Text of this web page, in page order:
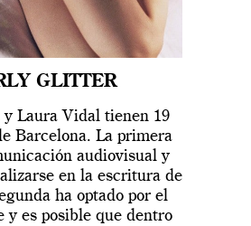
GLITTER
Laura Vidal tienen 19
Barcelona. La primera
audiovisual y
en la escritura de
ha optado por el
y es posible que dentro